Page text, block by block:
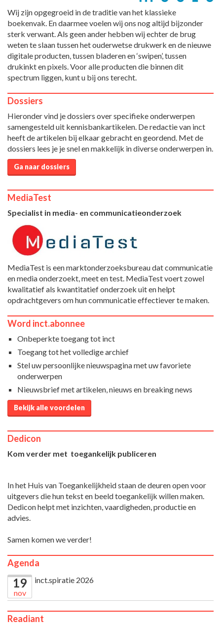
Wij zijn opgegroeid in de traditie van het klassieke
boekenvak. En daarmee voelen wij ons nog altijd bijzonder
sterk verwant. Als geen ander hebben wij echter de brug
weten te slaan tussen het ouderwetse drukwerk en de nieuwe
digitale producten, tussen bladeren en ‘swipen’, tussen
drukinkt en pixels. Voor alle producten die binnen dit
spectrum liggen, kunt u bij ons terecht.
Dossiers
Hieronder vind je dossiers over specifieke onderwerpen
samengesteld uit kennisbankartikelen. De redactie van inct
heeft de artikelen bij elkaar gebracht en geordend. Met de
dossiers lees je je snel en makkelijk in diverse onderwerpen in.
Ga naar dossiers
MediaTest
Specialist in media- en communicatieonderzoek
MediaTest is een marktonderzoeksbureau dat communicatie
en media onderzoekt, meet en test. MediaTest voert zowel
kwalitatief als kwantitatief onderzoek uit en helpt
opdrachtgevers om hun communicatie effectiever te maken.
Word inct.abonnee
Onbeperkte toegang tot inct
Toegang tot het volledige archief
Stel uw persoonlijke nieuwspagina met uw favoriete
onderwerpen
Nieuwsbrief met artikelen, nieuws en breaking news
Bekijk alle voordelen
Dedicon
Kom verder met toegankelijk publiceren
In het Huis van Toegankelijkheid staan de deuren open voor
uitgevers die hun tekst en beeld toegankelijk willen maken.
Dedicon helpt met inzichten, vaardigheden, productie en
advies.
Samen komen we verder!
Agenda
19
nov
inct.spiratie 2026
Readiant